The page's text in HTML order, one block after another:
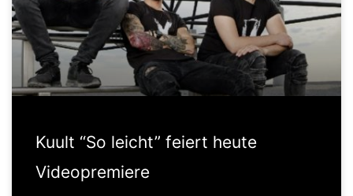
Kuult “So leicht” feiert heute
Videopremiere